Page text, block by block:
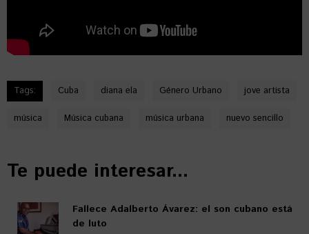
Tags: Cuba diana ela Género Urbano jove artista
música Música cubana música urbana nuevo sencillo
Te puede interesar...
Fallece Adalberto Ávarez: el son cubano está
de luto